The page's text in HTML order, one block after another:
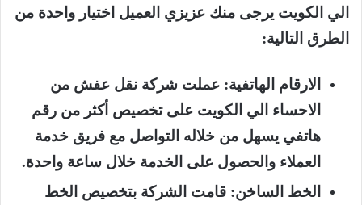
الي الكويت يرجى منك عزيزي العميل اختيار واحدة من
الطرق التالية:
الارقام الهاتفية: عملت شركة نقل عفش من
الاحساء الي الكويت على تخصيص أكثر من رقم
هاتفي يسهل من خلاله التواصل مع فريق خدمة
العملاء والحصول على الخدمة خلال ساعة واحدة.
الخط الساخن: قامت الشركة بتخصيص الخط